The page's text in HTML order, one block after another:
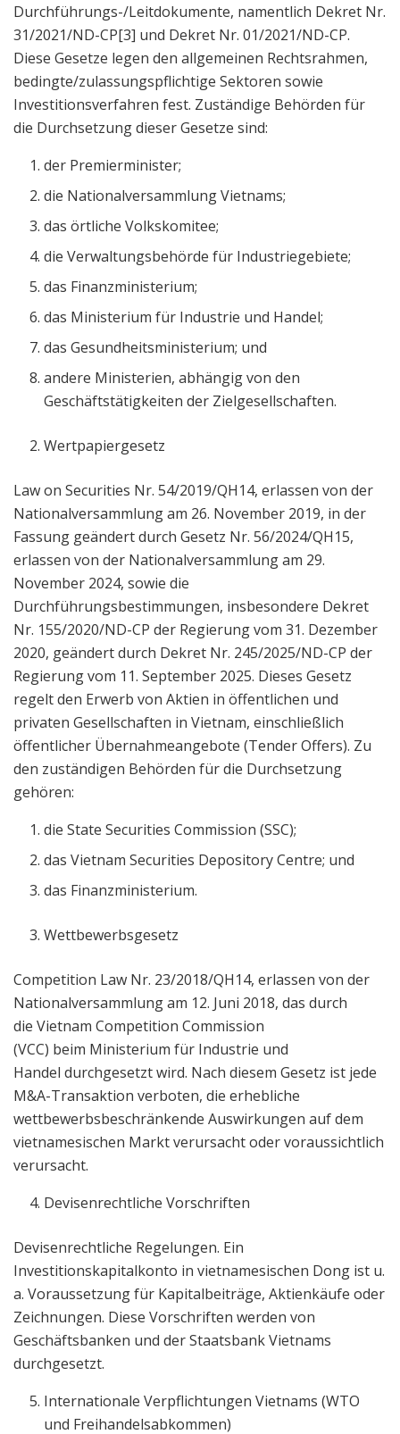
Durchführungs-/Leitdokumente, namentlich Dekret Nr.
31/2021/ND-CP[3] und Dekret Nr. 01/2021/ND-CP.
Diese Gesetze legen den allgemeinen Rechtsrahmen,
bedingte/zulassungspflichtige Sektoren sowie
Investitionsverfahren fest. Zuständige Behörden für
die Durchsetzung dieser Gesetze sind:
der Premierminister;
die Nationalversammlung Vietnams;
das örtliche Volkskomitee;
die Verwaltungsbehörde für Industriegebiete;
das Finanzministerium;
das Ministerium für Industrie und Handel;
das Gesundheitsministerium; und
andere Ministerien, abhängig von den
Geschäftstätigkeiten der Zielgesellschaften.
Wertpapiergesetz
Law on Securities Nr. 54/2019/QH14, erlassen von der
Nationalversammlung am 26. November 2019, in der
Fassung geändert durch Gesetz Nr. 56/2024/QH15,
erlassen von der Nationalversammlung am 29.
November 2024, sowie die
Durchführungsbestimmungen, insbesondere Dekret
Nr. 155/2020/ND-CP der Regierung vom 31. Dezember
2020, geändert durch Dekret Nr. 245/2025/ND-CP der
Regierung vom 11. September 2025. Dieses Gesetz
regelt den Erwerb von Aktien in öffentlichen und
privaten Gesellschaften in Vietnam, einschließlich
öffentlicher Übernahmeangebote (Tender Offers). Zu
den zuständigen Behörden für die Durchsetzung
gehören:
die State Securities Commission (SSC);
das Vietnam Securities Depository Centre; und
das Finanzministerium.
Wettbewerbsgesetz
Competition Law Nr. 23/2018/QH14, erlassen von der
Nationalversammlung am 12. Juni 2018, das durch
die Vietnam Competition Commission
(VCC) beim Ministerium für Industrie und
Handel durchgesetzt wird. Nach diesem Gesetz ist jede
M&A-Transaktion verboten, die erhebliche
wettbewerbsbeschränkende Auswirkungen auf dem
vietnamesischen Markt verursacht oder voraussichtlich
verursacht.
Devisenrechtliche Vorschriften
Devisenrechtliche Regelungen. Ein
Investitionskapitalkonto in vietnamesischen Dong ist u.
a. Voraussetzung für Kapitalbeiträge, Aktienkäufe oder
Zeichnungen. Diese Vorschriften werden von
Geschäftsbanken und der Staatsbank Vietnams
durchgesetzt.
Internationale Verpflichtungen Vietnams (WTO
und Freihandelsabkommen)